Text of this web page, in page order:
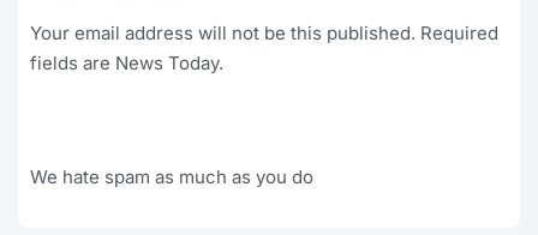
Your email address will not be this published. Required
fields are News Today.
We hate spam as much as you do